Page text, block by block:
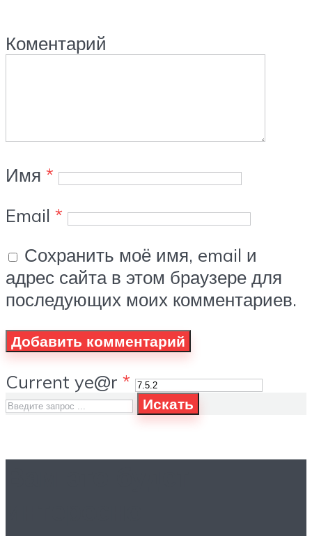
Коментарий
Имя *
Email *
Сохранить моё имя, email и
адрес сайта в этом браузере для
последующих моих комментариев.
Current ye@r *
Искать